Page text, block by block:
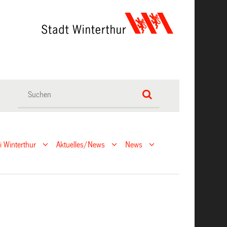
Winterthur Aktuelles/News
News